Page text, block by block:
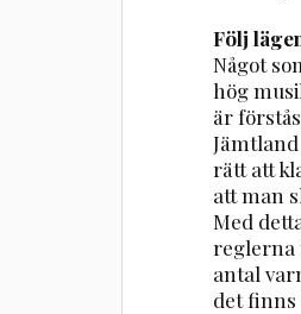
Följ
Något
hög
är
rätt att
att man
Med
reglerna
antal
det finns